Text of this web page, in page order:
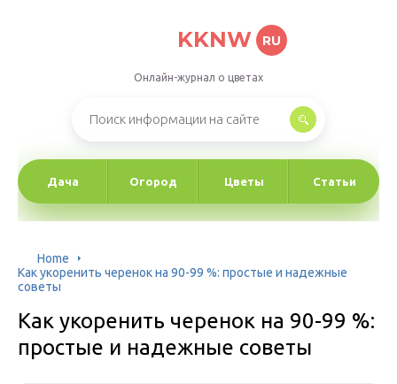
KKNW RU
Онлайн-журнал о цветах
Дача Огород Цветы Статьи
Home
Как укоренить черенок на 90-99 %: простые и надежные
советы
Как укоренить черенок на 90-99 %:
простые и надежные советы